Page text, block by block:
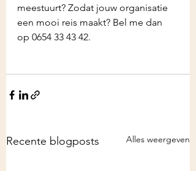
meestuurt? Zodat jouw organisatie
een mooi reis maakt? Bel me dan
op 0654 33 43 42.
Recente blogposts Alles weergeven